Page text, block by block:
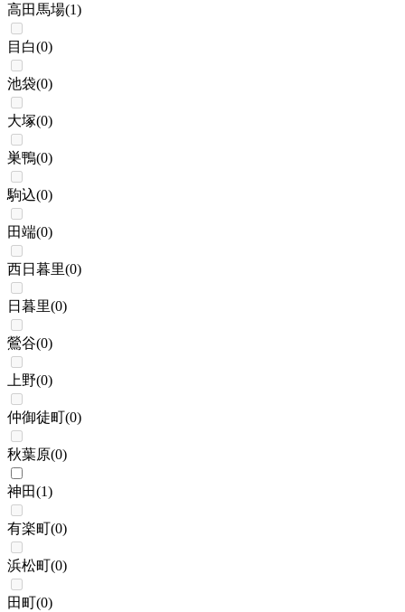
高田馬場(1)
目白(0)
池袋(0)
大塚(0)
巣鴨(0)
駒込(0)
田端(0)
西日暮里(0)
日暮里(0)
鶯谷(0)
上野(0)
仲御徒町(0)
秋葉原(0)
神田(1)
有楽町(0)
浜松町(0)
田町(0)